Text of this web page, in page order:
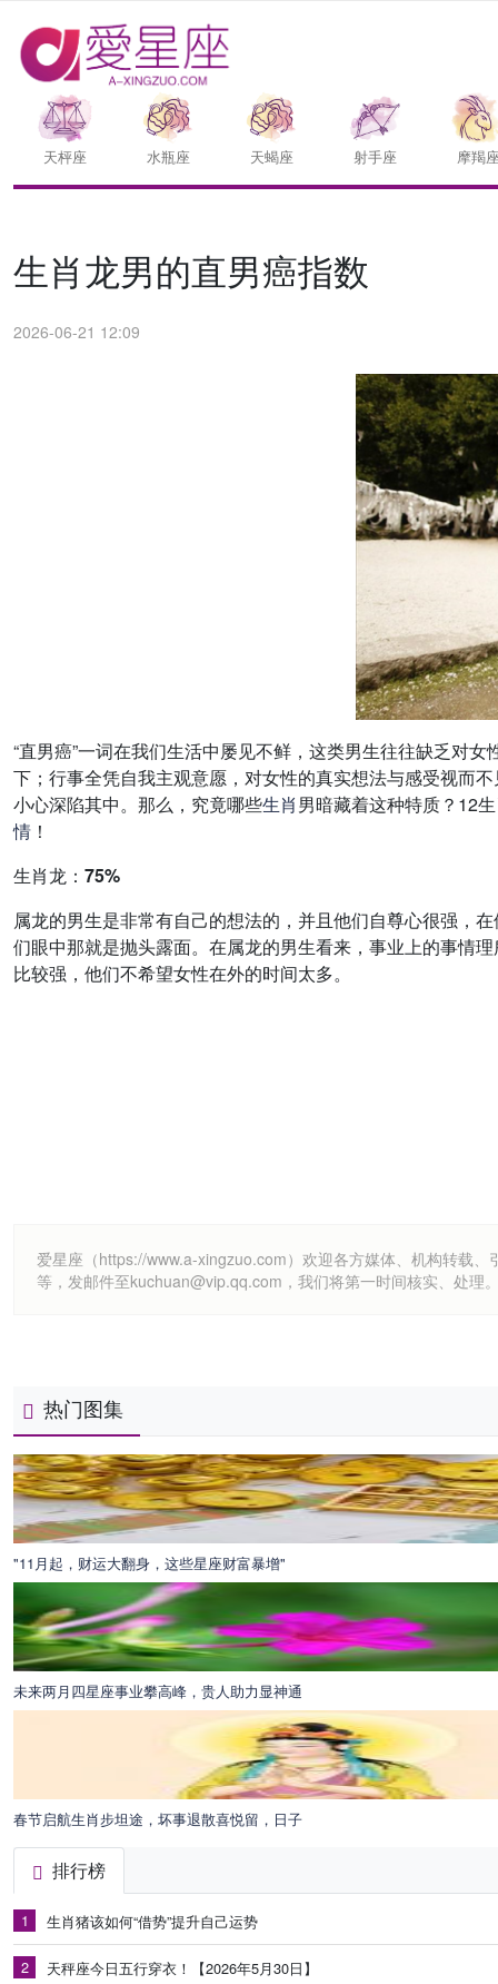
天枰座 水瓶座 天蝎座 射手座 摩羯
生肖龙男的直男癌指数
2026-06-21 12:09
“直男癌”一词在我们生活中屡见不鲜，这类男生往往缺乏对
下；行事全凭自我主观意愿，对女性的真实想法与感受视而
小心深陷其中。那么，究竟哪些生肖男暗藏着这种特质？12
情 ！
生肖龙：75%
属龙的男生是非常有自己的想法的，并且他们自尊心很强，
们眼中那就是抛头露面。在属龙的男生看来，事业上的事情
比较强，他们不希望女性在外的时间太多。
爱星座（https://www.a-xingzuo.com）欢迎各方媒体、机构转载
等，发邮件至kuchuan@vip.qq.com，我们将第一时间核实、处理
热门图集
"11月起，财运大翻身，这些星座财富暴增"
未来两月四星座事业攀高峰，贵人助力显神通
春节启航生肖步坦途，坏事退散喜悦留，日子
排行榜
1 生肖猪该如何“借势”提升自己运势
2 天秤座今日五行穿衣！【2026年5月30日】